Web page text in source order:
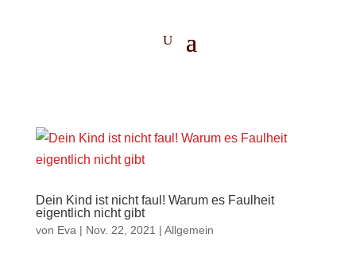
Dein Kind ist nicht faul! Warum es Faulheit
eigentlich nicht gibt
von Eva | Nov. 22, 2021 | Allgemein